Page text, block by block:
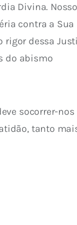
Divina. Nosso
contra a Sua
rigor dessa
do abismo
socorrer-nos
tanto